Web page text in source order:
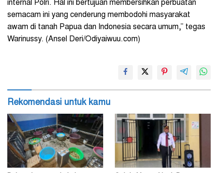
internal Polri. Hal ini bertujuan membersihkan perbuatan
semacam ini yang cenderung membodohi masyarakat
awam di tanah Papua dan Indonesia secara umum,” tegas
Warinussy. (Ansel Deri/Odiyaiwuu.com)
Rekomendasi untuk kamu